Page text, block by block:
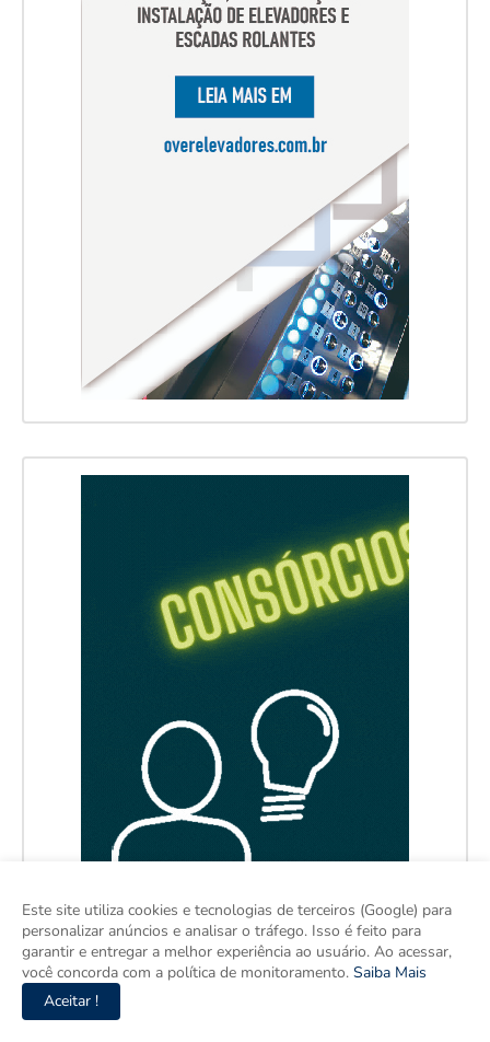
Este site utiliza cookies e tecnologias de terceiros (Google) para
personalizar anúncios e analisar o tráfego. Isso é feito para
garantir e entregar a melhor experiência ao usuário. Ao acessar,
você concorda com a política de monitoramento. Saiba Mais
Aceitar !